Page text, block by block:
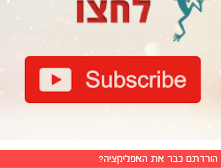
הורדתם כבר את האפליקציה?